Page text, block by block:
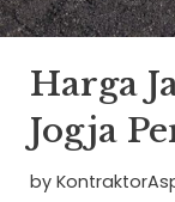
Harga
Jogja
by